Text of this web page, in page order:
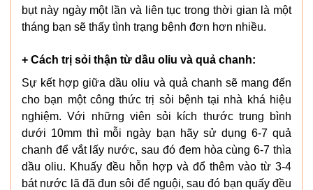
bụt này ngày một lần và liên tục trong thời gian là một
tháng bạn sẽ thấy tình trạng bệnh đơn hơn nhiều.
+ Cách trị sỏi thận từ dầu oliu và quả chanh:
Sự kết hợp giữa dầu oliu và quả chanh sẽ mang đến
cho bạn một công thức trị sỏi bệnh tại nhà khá hiệu
nghiệm. Với những viên sỏi kích thước trung bình
dưới 10mm thì mỗi ngày bạn hãy sử dụng 6-7 quả
chanh để vắt lấy nước, sau đó đem hòa cùng 6-7 thìa
dầu oliu. Khuấy đều hỗn hợp và đổ thêm vào từ 3-4
bát nước lã đã đun sôi để nguội, sau đó bạn quấy đều